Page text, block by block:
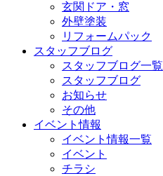
玄関ドア・窓
外壁塗装
リフォームパック
スタッフブログ
スタッフブログ一覧
スタッフブログ
お知らせ
その他
イベント情報
イベント情報一覧
イベント
チラシ